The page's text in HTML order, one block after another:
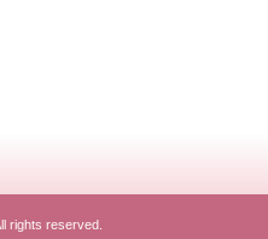
rights reserved.